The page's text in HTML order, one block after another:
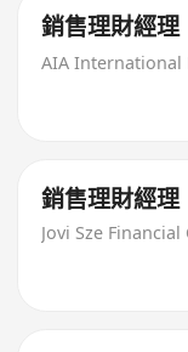
銷售理財經理
銷售理財經理
Jovi Sze